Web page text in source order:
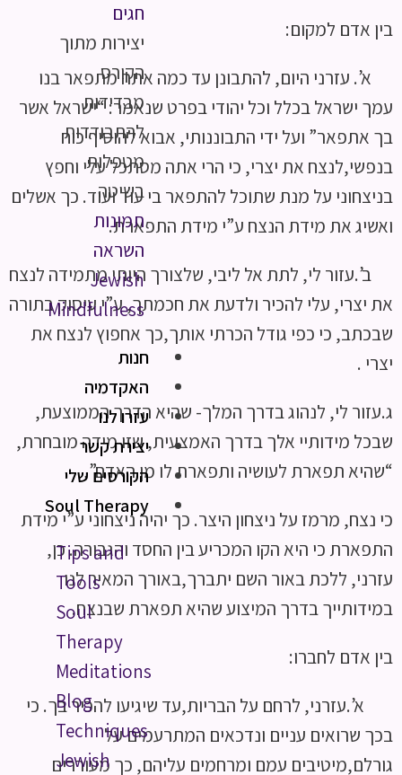
חגים
יצירות מתוך
הקורס
מבדידות
להתבודדות
מטפלות
בשיטה
תמונות
השראה
Jewish
Mindfulness
חנות
האקדמיה
עזרו לנו
יצירת קשר
הקורסים שלי
Soul Therapy
Tips and
Tools
Soul
Therapy
Meditations
Blog
Techniques
Jewish
בין אדם למקום:
א’. עזרני היום, להתבונן עד כמה אתה מתפאר בנו
עמך ישראל בכלל וכל יהודי בפרט שנאמר: “ישראל אשר
בך אתפאר” ועל ידי התבוננותי, אבוא להוסיף כוח
בנפשי,לנצח את יצרי, כי הרי אתה מסתכל עלי וחפץ
בניצחוני על מנת שתוכל להתפאר בי עוד ועוד. כך אשלים
ואשיג את מידת הנצח ע”י מידת התפארת.
ב’.עזור לי, לתת אל ליבי, שלצורך היותי מתמידה לנצח
את יצרי, עלי להכיר ולדעת את חכמתך, ע”י עיסוק בתורה
שבכתב, כי כפי גודל הכרתי אותך,כך אחפוץ לנצח את
יצרי .
ג.עזור לי, לנהוג בדרך המלך- שהיא הדרך הממוצעת,
שבכל מידותיי אלך בדרך האמצעית, שזו מידה מובחרת,
“שהיא תפארת לעושיה ותפארת לו מן האדם”,
כי נצח, מרמז על ניצחון היצר. כך יהיה ניצחוני ע”י מידת
התפארת כי היא הקו המכריע בין החסד והגבורה. כן,
עזרני, ללכת באור השם יתברך,באורך המאיר לנו
במידותייך בדרך המיצוע שהיא תפארת שבנצח.
בין אדם לחברו:
א’.עזרני, לרחם על הבריות,עד שיגיעו להכיר בך. כי
בכך שרואים עניים ונדכאים המתרעמים על
גורלם,מיטיבים עמם ומרחמים עליהם, כך מעוררים